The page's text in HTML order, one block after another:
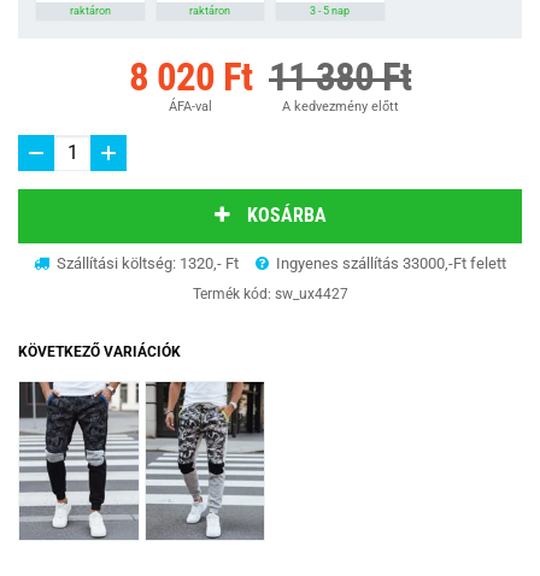
raktáron raktáron 3 - 5 nap
8 020 Ft
ÁFA-val
11 380 Ft
A kedvezmény előtt
KOSÁRBA
Szállítási költség: 1320,- Ft Ingyenes szállítás 33000,-Ft felett
Termék kód: sw_ux4427
KÖVETKEZŐ VARIÁCIÓK